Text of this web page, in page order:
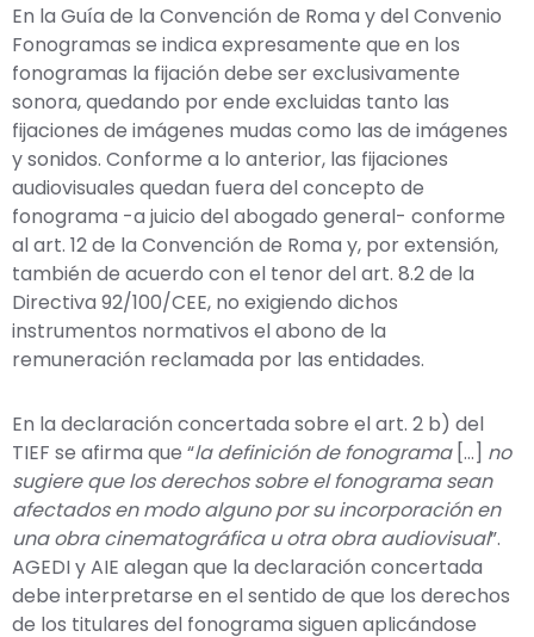
En la Guía de la Convención de Roma y del Convenio
Fonogramas se indica expresamente que en los
fonogramas la fijación debe ser exclusivamente
sonora, quedando por ende excluidas tanto las
fijaciones de imágenes mudas como las de imágenes
y sonidos. Conforme a lo anterior, las fijaciones
audiovisuales quedan fuera del concepto de
fonograma -a juicio del abogado general- conforme
al art. 12 de la Convención de Roma y, por extensión,
también de acuerdo con el tenor del art. 8.2 de la
Directiva 92/100/CEE, no exigiendo dichos
instrumentos normativos el abono de la
remuneración reclamada por las entidades.
En la declaración concertada sobre el art. 2 b) del
TIEF se afirma que “la definición de fonograma […] no
sugiere que los derechos sobre el fonograma sean
afectados en modo alguno por su incorporación en
una obra cinematográfica u otra obra audiovisual”.
AGEDI y AIE alegan que la declaración concertada
debe interpretarse en el sentido de que los derechos
de los titulares del fonograma siguen aplicándose